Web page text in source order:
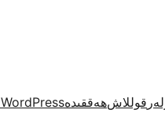
قوللاشھەققىدەWordPress كە ئېرىشىش